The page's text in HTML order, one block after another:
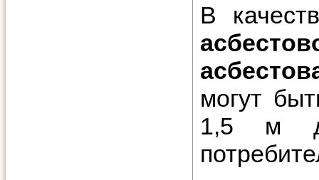
В
могут
1,5 м